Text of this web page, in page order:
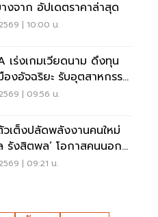
งจาก อัปเดตราคาล่าสุด
| 10:00 น.
เร่งเกมเวียดนาม ดึงทุน
องอัจฉริยะ รับอุตสาหกรรม
| 09:56 น.
วเต็งปลัดพลังงานคนใหม่
ล’ โอกาสคนนอก
| 09:21 น.